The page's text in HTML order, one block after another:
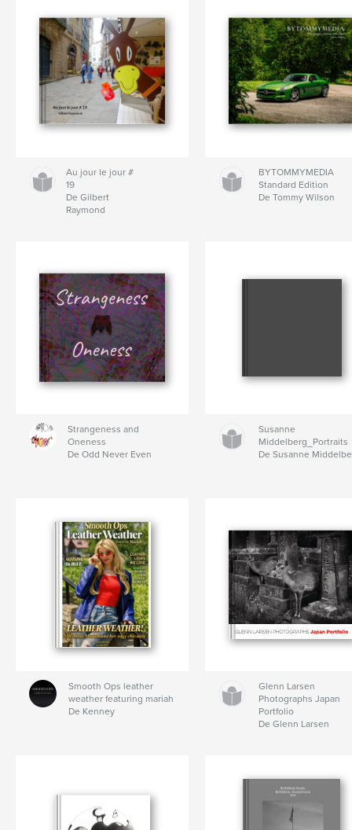
Au jour le jour #
19
De Gilbert
Raymond
BYTOMMYMEDIA
Standard Edition
De Tommy Wilson
Strangeness and
Oneness
De Odd Never Even
Susanne
Middelberg_Portraits
De Susanne
Smooth Ops leather
weather featuring mariah
De Kenney
Glenn Larsen
Photographs Japan
Portfolio
De Glenn Larsen